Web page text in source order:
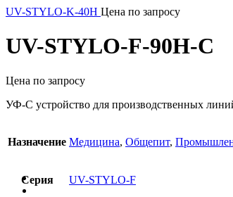
UV-STYLO-K-40H Цена по запросу
UV-STYLO-F-90H-C
Цена по запросу
УФ-С устройство для производственных
Назначение Медицина, Общепит,
Серия UV-STYLO-F